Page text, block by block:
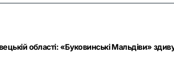
області: «Буковинські Мальдіви»